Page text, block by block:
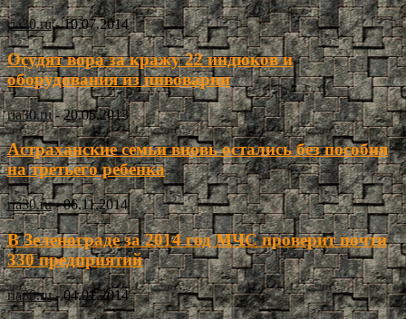
ria30.ru - 10.07.2014
Осудят вора за кражу 22 индюков и
оборудования из пивоварни
ria30.ru - 20.05.2013
Астраханские семьи вновь остались без пособия
на третьего ребенка
ria30.ru - 06.11.2014
В Зеленограде за 2014 год МЧС проверит почти
330 предприятий
ria30.ru - 04.01.2014